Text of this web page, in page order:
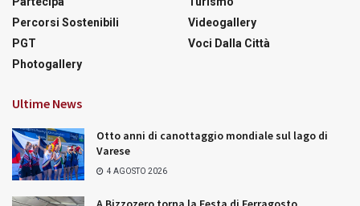
Percorsi Sostenibili
PGT
Photogallery
Videogallery
Voci Dalla Città
Ultime News
Otto anni di canottaggio mondiale sul lago di
Varese
4 AGOSTO 2026